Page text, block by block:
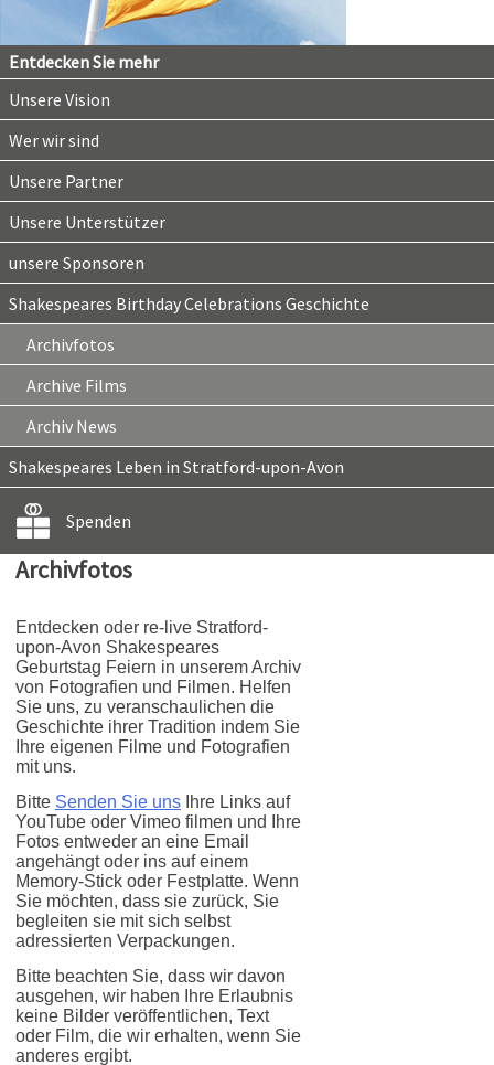
Entdecken Sie mehr
Unsere Vision
Wer wir sind
Unsere Partner
Unsere Unterstützer
unsere Sponsoren
Shakespeares Birthday Celebrations Geschichte
Archivfotos
Archive Films
Archiv News
Shakespeares Leben in Stratford-upon-Avon
Spenden
Archivfotos
Entdecken oder re-live Stratford-
upon-Avon Shakespeares
Geburtstag Feiern in unserem Archiv
von Fotografien und Filmen. Helfen
Sie uns, zu veranschaulichen die
Geschichte ihrer Tradition indem Sie
Ihre eigenen Filme und Fotografien
mit uns.
Bitte Senden Sie uns Ihre Links auf
YouTube oder Vimeo filmen und Ihre
Fotos entweder an eine Email
angehängt oder ins auf einem
Memory-Stick oder Festplatte. Wenn
Sie möchten, dass sie zurück, Sie
begleiten sie mit sich selbst
adressierten Verpackungen.
Bitte beachten Sie, dass wir davon
ausgehen, wir haben Ihre Erlaubnis
keine Bilder veröffentlichen, Text
oder Film, die wir erhalten, wenn Sie
anderes ergibt.